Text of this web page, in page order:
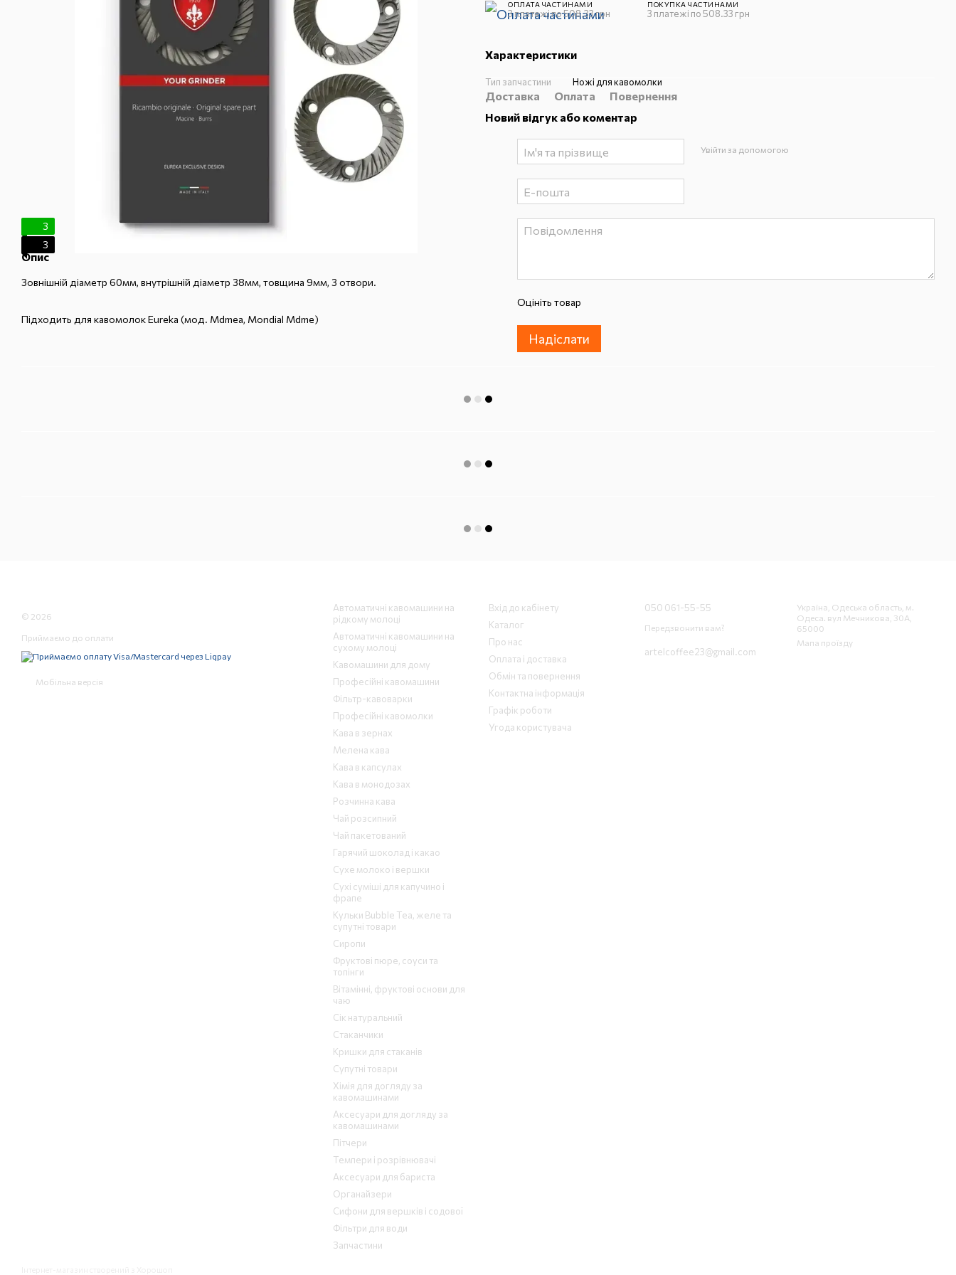
3
3
Опис
Зовнішній діаметр 60мм, внутрішній діаметр 38мм, товщина 9мм, 3 отвори.
Підходить для кавомолок Eureka (мод. Mdmea, Mondial Mdme)
ОПЛАТА ЧАСТИНАМИ
3 платежі по 508.33 грн
ПОКУПКА ЧАСТИНАМИ
3 платежі по 508.33 грн
Характеристики
Тип запчастини Ножі для кавомолки
Доставка Оплата
Повернення
Новий відгук або коментар
Увійти за допомогою
Оцініть товар
Надіслати
© 2026
Приймаємо до оплати
Мобільна версія
Автоматичні кавомашини на
рідкому молоці
Автоматичні кавомашини на
сухому молоці
Кавомашини для дому
Професійні кавомашини
Фільтр-кавоварки
Професійні кавомолки
Кава в зернах
Мелена кава
Кава в капсулах
Кава в монодозах
Розчинна кава
Чай розсипний
Чай пакетований
Гарячий шоколад і какао
Сухе молоко і вершки
Сухі суміші для капучино і
фрапе
Кульки Bubble Tea, желе та
супутні товари
Сиропи
Фруктові пюре, соуси та
топінги
Вітамінні, фруктові основи для
чаю
Сік натуральний
Стаканчики
Кришки для стаканів
Супутні товари
Хімія для догляду за
кавомашинами
Аксесуари для догляду за
кавомашинами
Пітчери
Темпери і розрівнювачі
Аксесуари для бариста
Органайзери
Сифони для вершків і содової
Фільтри для води
Запчастини
Вхід до кабінету
Каталог
Про нас
Оплата і доставка
Обмін та повернення
Контактна інформація
Графік роботи
Угода користувача
050 061-55-55
Передзвонити вам?
artelcoffee23@gmail.com
Україна, Одеська область, м.
Одеса. вул Мечникова, 30А,
65000
Мапа проїзду